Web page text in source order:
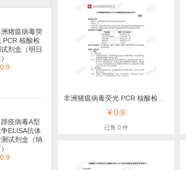
猪瘟病毒荧
PCR 核酸检
剂盒（明日
蹄疫病毒A型
ELISA抗体
试剂盒（纳
¥ 0.9
已售 0 件